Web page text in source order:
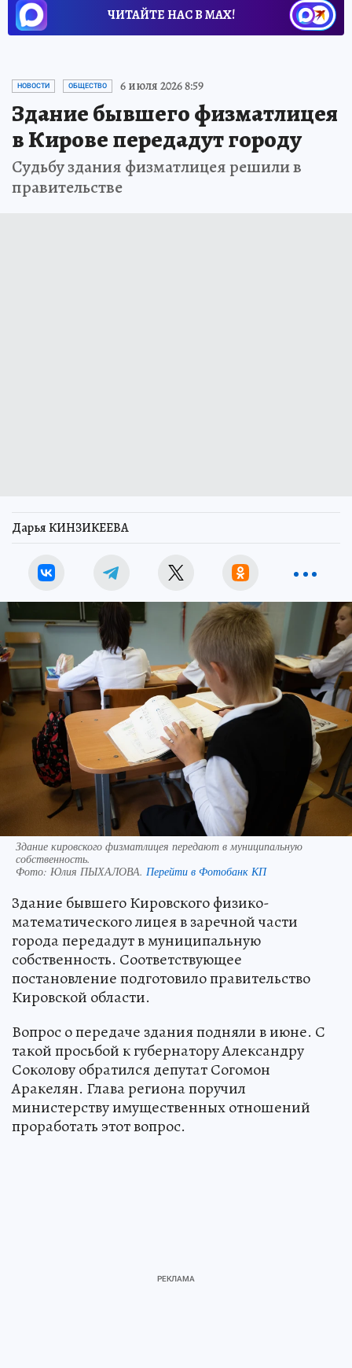
ЧИТАЙТЕ НАС В МАХ!
НОВОСТИ ОБЩЕСТВО 6 июля 2026 8:59
Здание бывшего физматлицея
в Кирове передадут городу
Судьбу здания физматлицея решили в
правительстве
Дарья КИНЗИКЕЕВА
Здание кировского физматлицея передают в муниципальную
собственность.
Фото: Юлия ПЫХАЛОВА. Перейти в Фотобанк КП
Здание бывшего Кировского физико-
математического лицея в заречной части
города передадут в муниципальную
собственность. Соответствующее
постановление подготовило правительство
Кировской области.
Вопрос о передаче здания подняли в июне. С
такой просьбой к губернатору Александру
Соколову обратился депутат Согомон
Аракелян. Глава региона поручил
министерству имущественных отношений
проработать этот вопрос.